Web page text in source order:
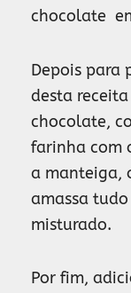
chocolate
Depois para
desta
chocolate,
farinha com
a manteiga,
amassa
misturado.
Por fim,